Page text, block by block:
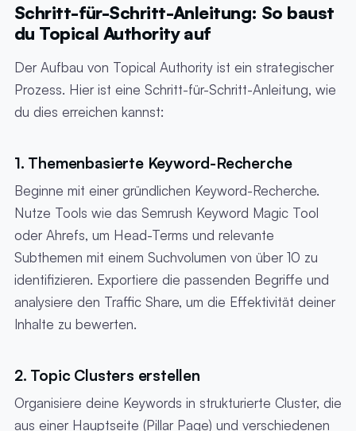
Schritt-für-Schritt-Anleitung: So baust
du Topical Authority auf
Der Aufbau von Topical Authority ist ein strategischer
Prozess. Hier ist eine Schritt-für-Schritt-Anleitung, wie
du dies erreichen kannst:
1. Themenbasierte Keyword-Recherche
Beginne mit einer gründlichen Keyword-Recherche.
Nutze Tools wie das Semrush Keyword Magic Tool
oder Ahrefs, um Head-Terms und relevante
Subthemen mit einem Suchvolumen von über 10 zu
identifizieren. Exportiere die passenden Begriffe und
analysiere den Traffic Share, um die Effektivität deiner
Inhalte zu bewerten.
2. Topic Clusters erstellen
Organisiere deine Keywords in strukturierte Cluster, die
aus einer Hauptseite (Pillar Page) und verschiedenen